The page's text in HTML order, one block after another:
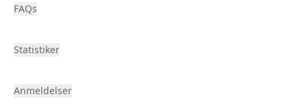
FAQs
Statistiker
Anmeldelser